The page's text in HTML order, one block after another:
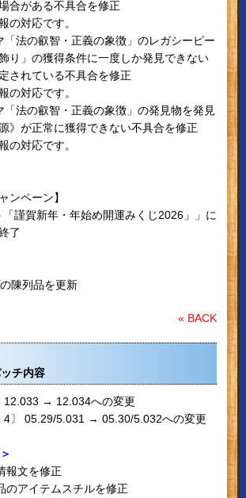
合がある不具合を修正
の対応です。
「法の叡智・正義の象徴」のレガシーピー
り」の獲得条件に一度しか発見できない
されている不具合を修正
の対応です。
「法の叡智・正義の象徴」の発見物を発見
》が正常に獲得できない不具合を修正
の対応です。
ンペーン】
謹賀新年・年始め開運みくじ2026」」に
了
陳列品を更新
« BACK
チ内容
→ 12.034への変更
〕 05.29/5.031 → 05.30/5.032への変更
文を修正
アイテムスチルを修正